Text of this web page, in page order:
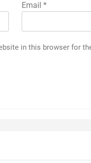
Email *
in this browser for